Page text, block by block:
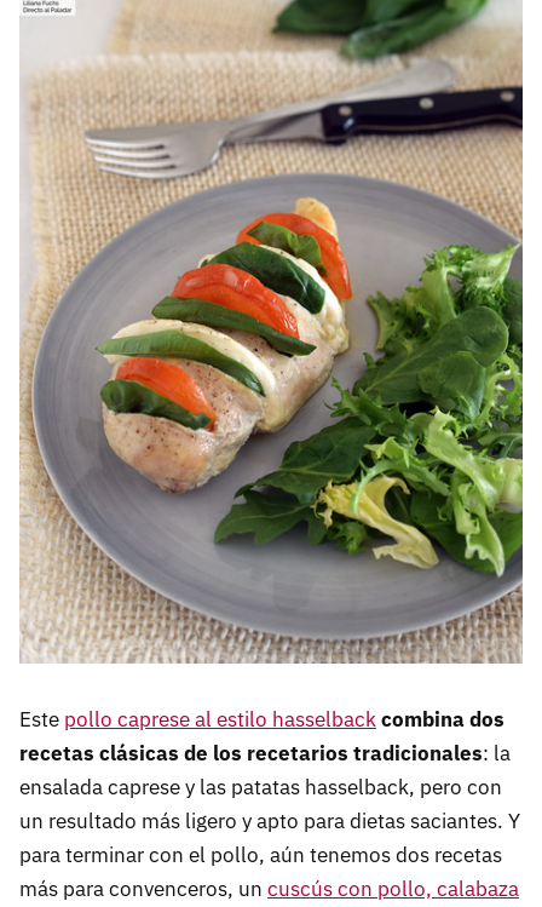
Este pollo caprese al estilo hasselbackcombina dos
recetas clásicas de los recetarios tradicionales: la
ensalada caprese y las patatas hasselback, pero con
un resultado más ligero y apto para dietas saciantes. Y
para terminar con el pollo, aún tenemos dos recetas
más para convenceros, un cuscús con pollo, calabaza